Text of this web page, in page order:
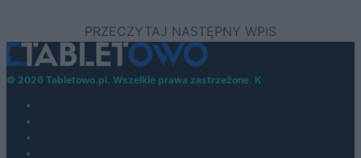
© 2026 Tabletowo.pl. Wszelkie prawa zastrzeżone. K